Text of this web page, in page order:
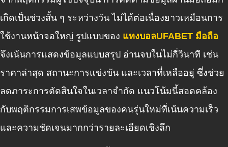
เกิดเป็นช่วงสั้น ๆ ระหว่างวัน ไม่ได้ต่อเนื่องยาวเหมือนการ
ใช้งานหน้าจอใหญ่ รูปแบบของ แทงบอลUFABET มือถือ
จึงเน้นการแสดงข้อมูลแบบสรุป อ่านจบในไม่กี่วินาที เช่น
ราคาล่าสุด สถานะการแข่งขัน และเวลาที่เหลืออยู่ ซึ่งช่วย
ลดภาระการตัดสินใจในเวลาจำกัด แนวโน้มนี้สอดคล้อง
กับพฤติกรรมการเสพข้อมูลของคนรุ่นใหม่ที่เน้นความเร็ว
และความชัดเจนมากกว่ารายละเอียดเชิงลึก